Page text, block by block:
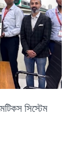
সিস্টেম